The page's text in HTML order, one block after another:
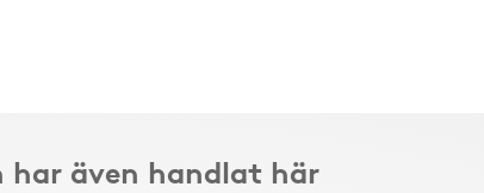
har även handlat här